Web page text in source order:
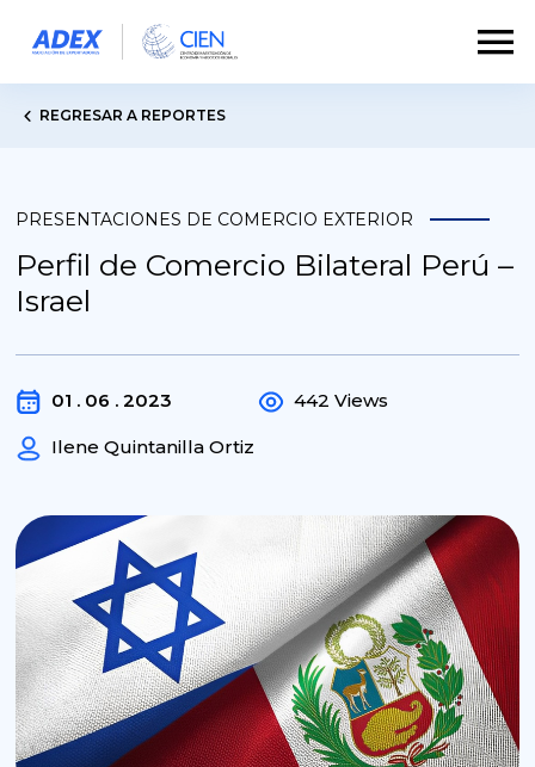
REGRESAR A REPORTES
PRESENTACIONES DE COMERCIO EXTERIOR
Perfil de Comercio Bilateral Perú –
Israel
01 . 06 . 2023
Ilene Quintanilla Ortiz
442 Views